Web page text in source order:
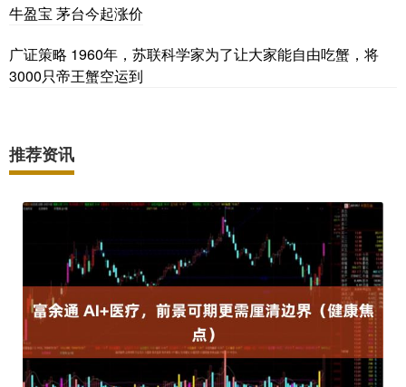
牛盈宝 茅台今起涨价
广证策略 1960年，苏联科学家为了让大家能自由吃蟹，将
3000只帝王蟹空运到
推荐资讯